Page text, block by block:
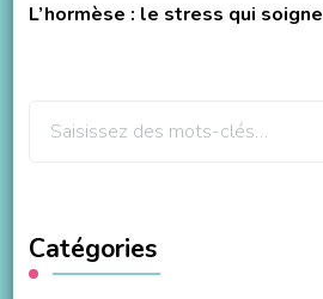
L’hormèse : le stress qui soigne
?
Catégories